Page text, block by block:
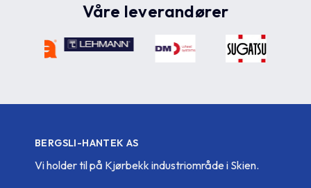
Våre leverandører
BERGSLI-HANTEK AS
Vi holder til på Kjørbekk industriområde i Skien.